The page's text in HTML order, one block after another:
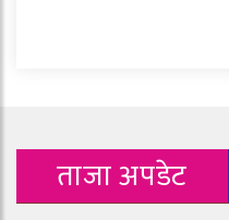
ताजा अपडेट